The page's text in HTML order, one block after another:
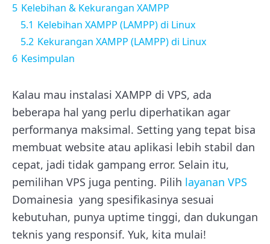
5 Kelebihan & Kekurangan XAMPP
5.1 Kelebihan XAMPP (LAMPP) di Linux
5.2 Kekurangan XAMPP (LAMPP) di Linux
6 Kesimpulan
Kalau mau instalasi XAMPP di VPS, ada
beberapa hal yang perlu diperhatikan agar
performanya maksimal. Setting yang tepat bisa
membuat website atau aplikasi lebih stabil dan
cepat, jadi tidak gampang error. Selain itu,
pemilihan VPS juga penting. Pilih layanan VPS
Domainesia yang spesifikasinya sesuai
kebutuhan, punya uptime tinggi, dan dukungan
teknis yang responsif. Yuk, kita mulai!